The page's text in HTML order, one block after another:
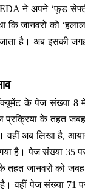
ने अपने ‘फूड
कि जानवरों को
है। अब इसकी
के पेज संख्या 8 में
प्रक्रिया के तहत
वहीं अब लिखा है,
है। पेज संख्या 35
तहत जानवरों को जबह
है। वहीं पेज संख्या